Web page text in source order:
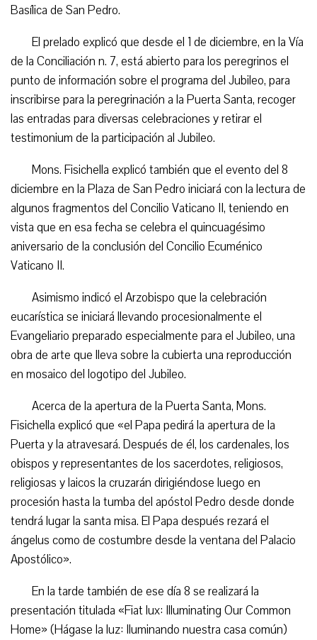
Basílica de San Pedro.
El prelado explicó que desde el 1 de diciembre, en la Vía
de la Conciliación n. 7, está abierto para los peregrinos el
punto de información sobre el programa del Jubileo, para
inscribirse para la peregrinación a la Puerta Santa, recoger
las entradas para diversas celebraciones y retirar el
testimonium de la participación al Jubileo.
Mons. Fisichella explicó también que el evento del 8
diciembre en la Plaza de San Pedro iniciará con la lectura de
algunos fragmentos del Concilio Vaticano II, teniendo en
vista que en esa fecha se celebra el quincuagésimo
aniversario de la conclusión del Concilio Ecuménico
Vaticano II.
Asimismo indicó el Arzobispo que la celebración
eucarística se iniciará llevando procesionalmente el
Evangeliario preparado especialmente para el Jubileo, una
obra de arte que lleva sobre la cubierta una reproducción
en mosaico del logotipo del Jubileo.
Acerca de la apertura de la Puerta Santa, Mons.
Fisichella explicó que «el Papa pedirá la apertura de la
Puerta y la atravesará. Después de él, los cardenales, los
obispos y representantes de los sacerdotes, religiosos,
religiosas y laicos la cruzarán dirigiéndose luego en
procesión hasta la tumba del apóstol Pedro desde donde
tendrá lugar la santa misa. El Papa después rezará el
ángelus como de costumbre desde la ventana del Palacio
Apostólico».
En la tarde también de ese día 8 se realizará la
presentación titulada «Fiat lux: Illuminating Our Common
Home» (Hágase la luz: Iluminando nuestra casa común)